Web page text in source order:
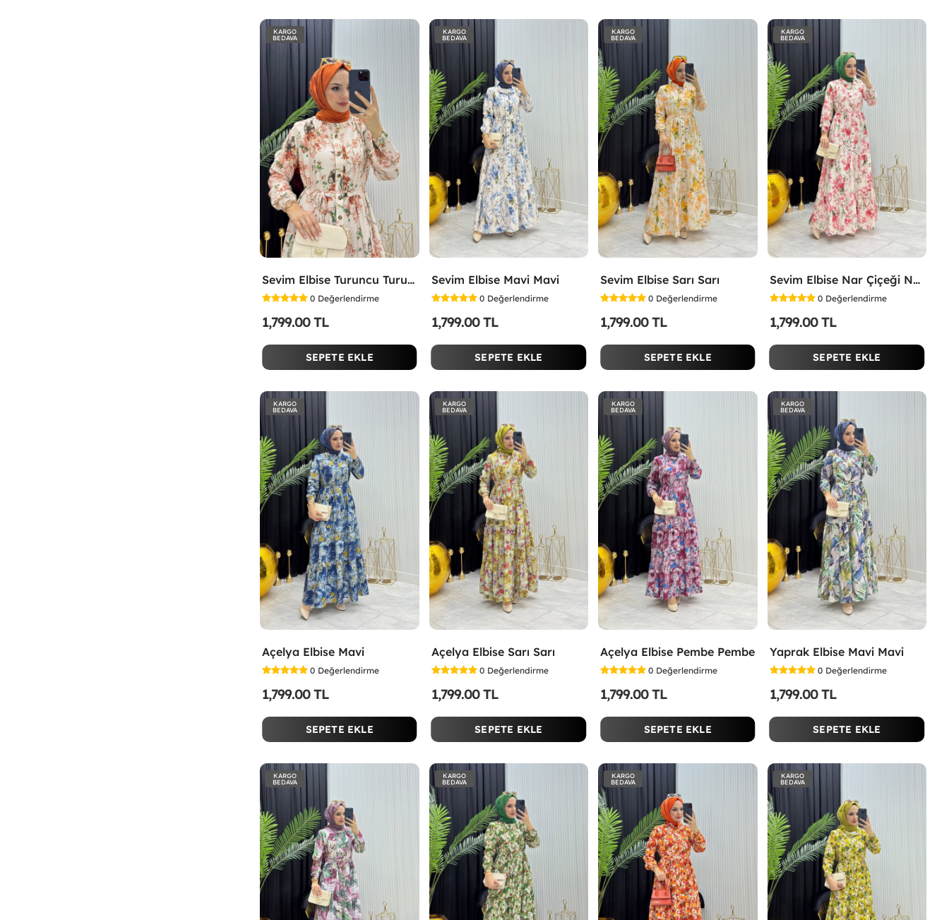
KARGO
BEDAVA
Sevim Elbise Turuncu Turuncu
0 Değerlendirme
1,799.00 TL
SEPETE EKLE
KARGO
BEDAVA
Sevim Elbise Mavi Mavi
0 Değerlendirme
1,799.00 TL
SEPETE EKLE
KARGO
BEDAVA
Sevim Elbise Sarı Sarı
0 Değerlendirme
1,799.00 TL
SEPETE EKLE
KARGO
BEDAVA
Sevim Elbise Nar Çiçeği Nar Çiçeği
0 Değerlendirme
1,799.00 TL
SEPETE EKLE
KARGO
BEDAVA
Açelya Elbise Mavi
0 Değerlendirme
1,799.00 TL
SEPETE EKLE
KARGO
BEDAVA
Açelya Elbise Sarı Sarı
0 Değerlendirme
1,799.00 TL
SEPETE EKLE
KARGO
BEDAVA
Açelya Elbise Pembe Pembe
0 Değerlendirme
1,799.00 TL
SEPETE EKLE
KARGO
BEDAVA
Yaprak Elbise Mavi Mavi
0 Değerlendirme
1,799.00 TL
SEPETE EKLE
KARGO
BEDAVA
KARGO
BEDAVA
KARGO
BEDAVA
KARGO
BEDAVA